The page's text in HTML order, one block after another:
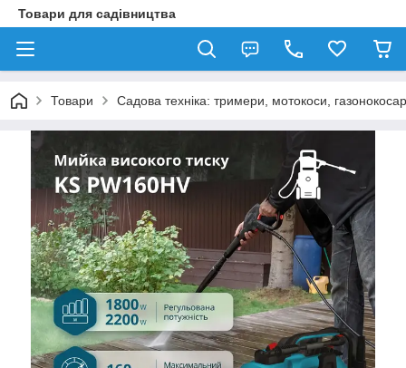
Товари для садівництва
Товари Садова техніка: тримери, мотокоси,